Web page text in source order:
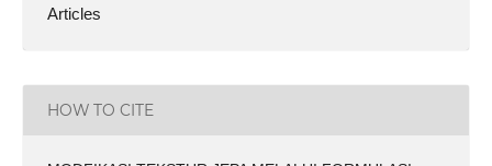
Articles
HOW TO CITE